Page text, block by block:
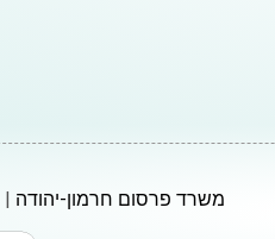
משרד פרסום חרמון-יהודה |